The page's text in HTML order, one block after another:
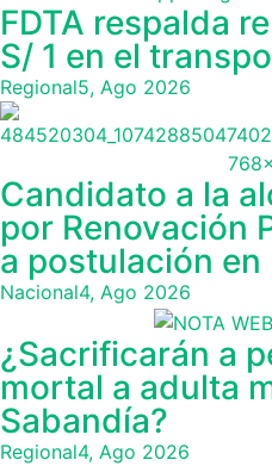
FDTA respalda
S/ 1 en el
Regional5, Ago 2026
Candidato a la
por Renovación
a postulación en
Nacional4, Ago 2026
¿Sacrificarán a
mortal a adulta
Sabandía?
Regional4, Ago 2026